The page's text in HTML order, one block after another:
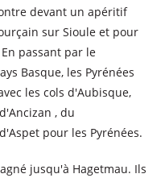
devant un apéritif
sur Sioule et pour
passant par le
Basque, les Pyrénées
les cols d'Aubisque,
, du
pour les Pyrénées.
jusqu'à Hagetmau. Ils